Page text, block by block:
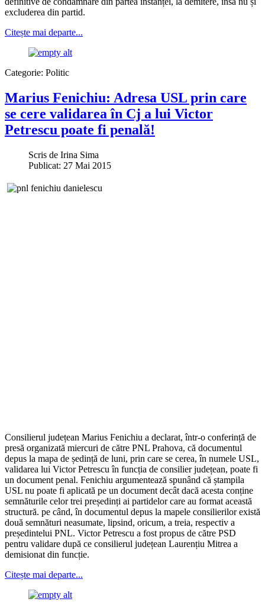
excluderea din partid.
Citește mai departe...
Categorie: Politic
Marius Fenichiu: Adresa USL prin care
se cere validarea în Cj a lui Victor
Petrescu poate fi penală!
Scris de Irina Sima
Publicat: 27 Mai 2015
Consilierul județean Marius Fenichiu a declarat, într-o conferință de
presă organizată miercuri de către PNL Prahova, că documentul
depus la mapa de ședință de luni, prin care se cerea, în numele USL,
validarea lui Victor Petrescu în funcția de consilier județean, poate fi
un document penal. Fenichiu argumentează spunând că ștampila
USL nu poate fi aplicată pe un document decât dacă acesta conține
semnăturile celor trei președinți ai partidelor care au format această
structură. pe când, în documentul depus la mapele consilierilor există
două semnături neasumate, lipsind, oricum, a treia, respectiv a
președintelui PNL. Victor Petrescu a fost propus de către PSD
pentru validare după ce consilierul județean Laurențiu Mitrea a
demisionat din funcție.
Citește mai departe...